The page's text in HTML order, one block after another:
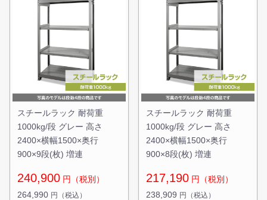
スチールラック 耐荷重
1000kg/段 グレー 高さ
2400×横幅1500×奥行
900×9段(枚) 増連
240,900 円（税別）
264,990 円（税込）
スチールラック 耐荷重
1000kg/段 グレー 高さ
2400×横幅1500×奥行
900×8段(枚) 増連
217,190 円（税別）
238,909 円（税込）